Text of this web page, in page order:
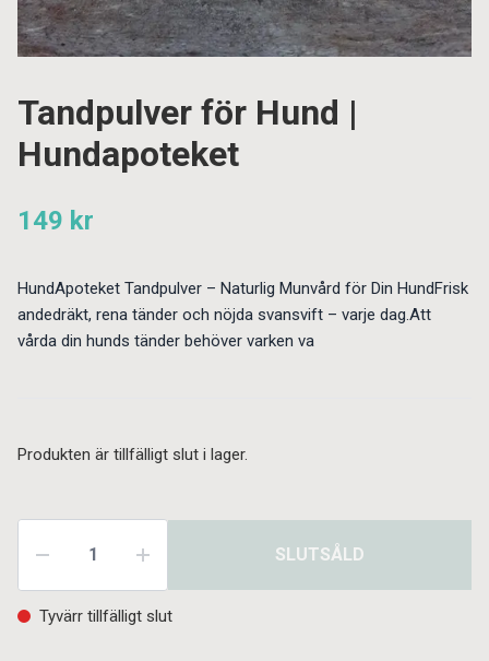
Tandpulver för Hund |
Hundapoteket
149 kr
HundApoteket Tandpulver – Naturlig Munvård för Din HundFrisk
andedräkt, rena tänder och nöjda svansvift – varje dag.Att
vårda din hunds tänder behöver varken va
Produkten är tillfälligt slut i lager.
SLUTSÅLD
Tyvärr tillfälligt slut